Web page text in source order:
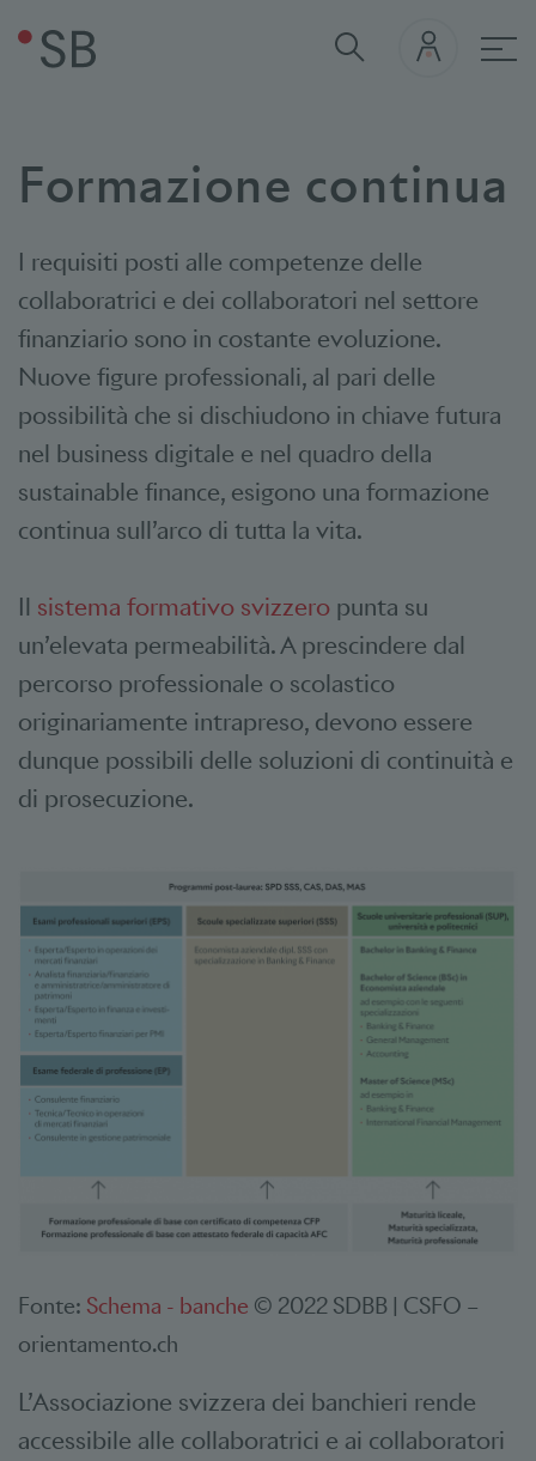
Formazione continua
I requisiti posti alle competenze delle
collaboratrici e dei collaboratori nel settore
finanziario sono in costante evoluzione.
Nuove figure professionali, al pari delle
possibilità che si dischiudono in chiave futura
nel business digitale e nel quadro della
sustainable finance, esigono una formazione
continua sull’arco di tutta la vita.
Il sistema formativo svizzero punta su
un’elevata permeabilità. A prescindere dal
percorso professionale o scolastico
originariamente intrapreso, devono essere
dunque possibili delle soluzioni di continuità e
di prosecuzione.
Fonte: Schema - banche © 2022 SDBB | CSFO –
orientamento.ch
L’Associazione svizzera dei banchieri rende
accessibile alle collaboratrici e ai collaboratori